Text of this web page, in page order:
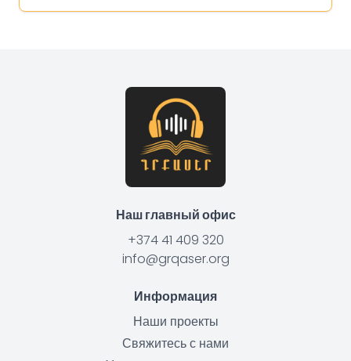
Наш главный офис
+374 41 409 320
info@grqaser.org
Информация
Наши проекты
Свяжитесь с нами